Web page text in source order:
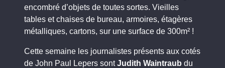
encombré d’objets de toutes sortes. Vieilles
tables et chaises de bureau, armoires, étagères
métalliques, cartons, sur une surface de 300m² !
Cette semaine les journalistes présents aux cotés
de John Paul Lepers sontJudith Waintraub du